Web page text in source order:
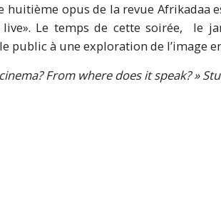
huitième opus de la revue Afrikadaa
Le temps de cette soirée, le
public à une exploration de l’image
From where does it speak? »